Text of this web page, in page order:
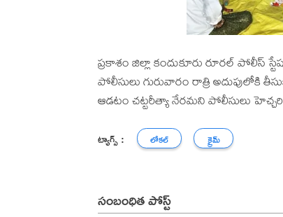
ప్రకాశం జిల్లా కందుకూరు రూరల్
పోలీసులు గురువారం రాత్రి అదుపులోకి
ఆడటం చట్టరీత్యా నేరమని పోలీసులు
ట్యాగ్స్ : లోకల్ క్రైమ్
సంబంధిత పోస్ట్